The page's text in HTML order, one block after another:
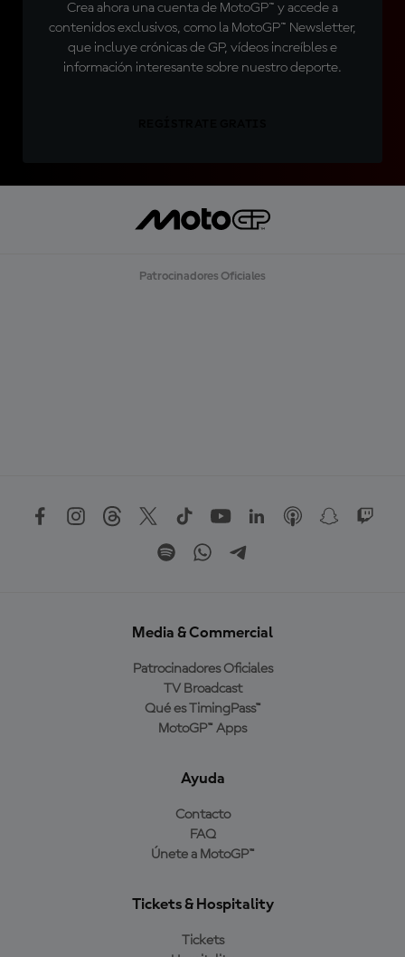
Crea ahora una cuenta de MotoGP™ y accede a
contenidos exclusivos, como la MotoGP™ Newsletter,
que incluye crónicas de GP, vídeos increíbles e
información interesante sobre nuestro deporte.
Patrocinadores Oficiales
Media & Commercial
Patrocinadores Oficiales
TV Broadcast
Qué es TimingPass™
MotoGP™ Apps
Ayuda
Contacto
FAQ
Únete a MotoGP™
Tickets & Hospitality
Tickets